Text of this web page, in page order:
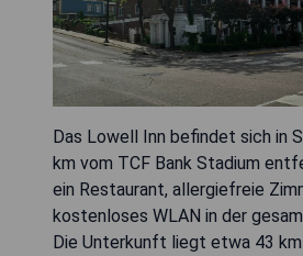
Das Lowell Inn befindet sich in
km vom TCF Bank Stadium
ein Restaurant, allergiefreie
kostenloses WLAN in der
Die Unterkunft liegt etwa 43